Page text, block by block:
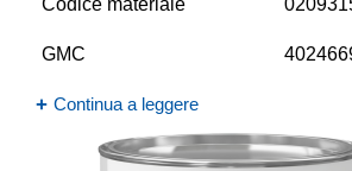
Codice materiale
GMC
Continua a leggere